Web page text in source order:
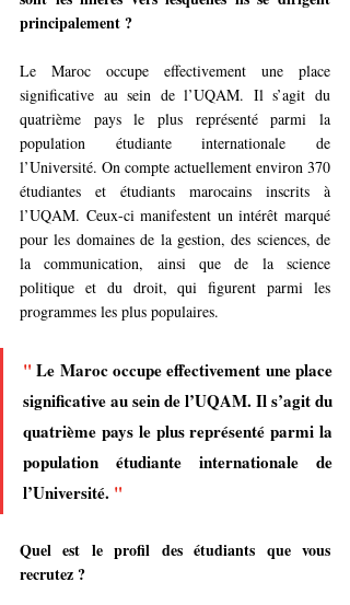
principalement ?
Le Maroc occupe effectivement une place
significative au sein de l’UQAM. Il s’agit du
quatrième pays le plus représenté parmi la
population étudiante internationale de
l’Université. On compte actuellement environ 370
étudiantes et étudiants marocains inscrits à
l’UQAM. Ceux-ci manifestent un intérêt marqué
pour les domaines de la gestion, des sciences, de
la communication, ainsi que de la science
politique et du droit, qui figurent parmi les
programmes les plus populaires.
" Le Maroc occupe effectivement une place
significative au sein de l’UQAM. Il s’agit du
quatrième pays le plus représenté parmi la
population étudiante internationale de
l’Université. "
Quel est le profil des étudiants que vous
recrutez ?